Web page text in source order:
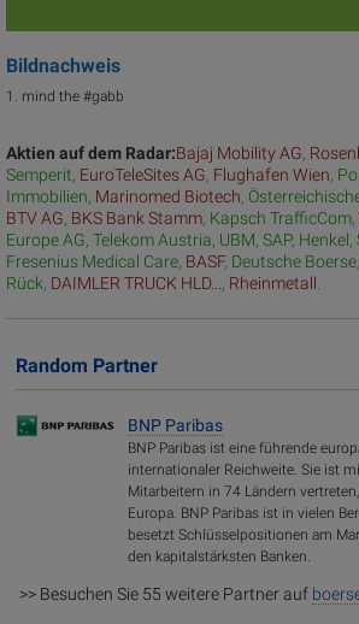
Bildnachweis
1. mind the #gabb
Aktien auf dem Radar:Bajaj Mobility AG,
Semperit, EuroTeleSites AG, Flughafen Wien,
Immobilien, Marinomed Biotech,
BTV AG, BKS Bank Stamm, Kapsch TrafficCom,
Europe AG, Telekom Austria, UBM, SAP, Henkel,
Fresenius Medical Care, BASF, Deutsche Boerse,
Rück, DAIMLER TRUCK HLD... , Rheinmetall
Random Partner
BNP Paribas
BNP Paribas ist eine führende
internationaler Reichweite. Sie ist
Mitarbeitern in 74 Ländern
Europa. BNP Paribas ist in vielen
besetzt Schlüsselpositionen am
den kapitalstärksten Banken.
>> Besuchen Sie 55 weitere Partner auf